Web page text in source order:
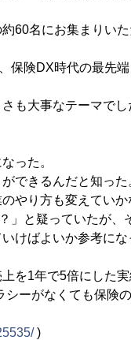
60名にお集まりい
保険DX時代の最先
も大事なテーマでし
った。
できるんだと知った
やり方も変えていか
」と疑っていたが、
けばよいか参考にな
を1年で5倍にした
ーがなくても保険
)